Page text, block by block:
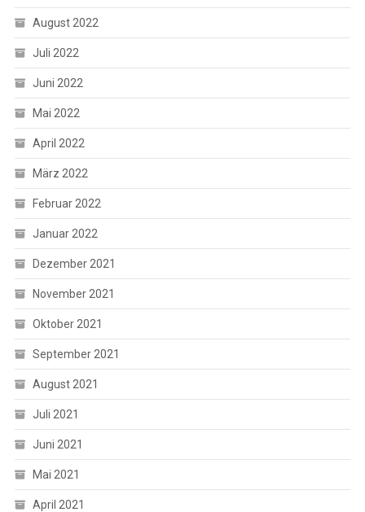
August 2022
Juli 2022
Juni 2022
Mai 2022
April 2022
März 2022
Februar 2022
Januar 2022
Dezember 2021
November 2021
Oktober 2021
September 2021
August 2021
Juli 2021
Juni 2021
Mai 2021
April 2021